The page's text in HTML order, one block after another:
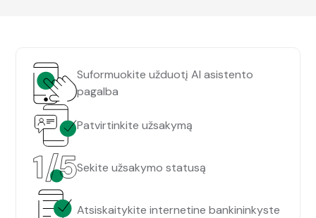
Suformuokite užduotį AI asistento
pagalba
Patvirtinkite užsakymą
Sekite užsakymo statusą
Atsiskaitykite internetine bankininkyste